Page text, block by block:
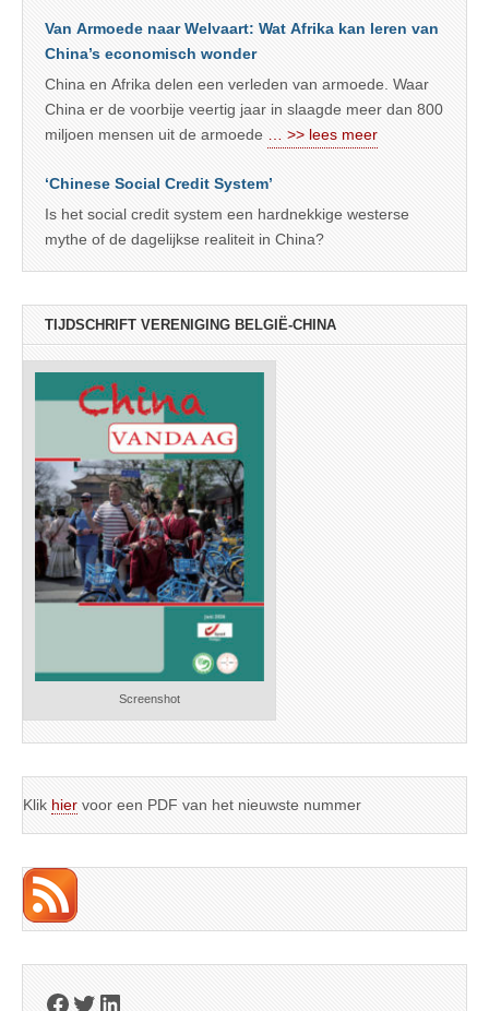
Van Armoede naar Welvaart: Wat Afrika kan leren van
China’s economisch wonder
China en Afrika delen een verleden van armoede. Waar
China er de voorbije veertig jaar in slaagde meer dan 800
miljoen mensen uit de armoede … >> lees meer
‘Chinese Social Credit System’
Is het social credit system een hardnekkige westerse
mythe of de dagelijkse realiteit in China?
TIJDSCHRIFT VERENIGING BELGIË-CHINA
Screenshot
Klik hier voor een PDF van het nieuwste nummer
Facebook
Twitter
LinkedIn